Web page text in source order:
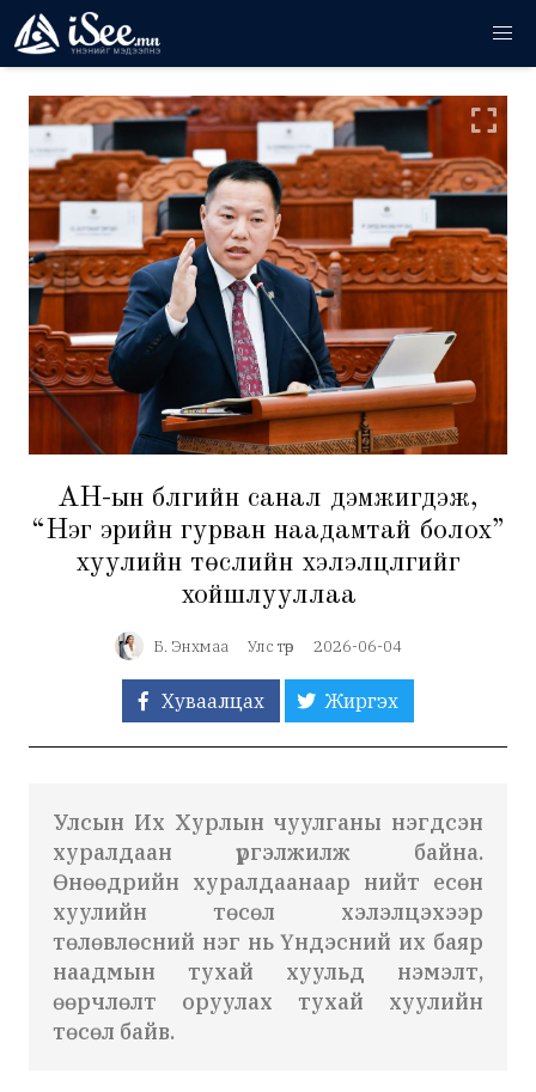
АН-ын бүлгийн санал дэмжигдэж,
“Нэг эрийн гурван наадамтай болох”
хуулийн төслийн хэлэлцүүлгийг
хойшлууллаа
Б. Энхмаа Улс төр 2026-06-04
Хуваалцах Жиргэх
Улсын Их Хурлын чуулганы нэгдсэн
хуралдаан үргэлжилж байна.
Өнөөдрийн хуралдаанаар нийт есөн
хуулийн төсөл хэлэлцэхээр
төлөвлөсний нэг нь Үндэсний их баяр
наадмын тухай хуульд нэмэлт,
өөрчлөлт оруулах тухай хуулийн
төсөл байв.